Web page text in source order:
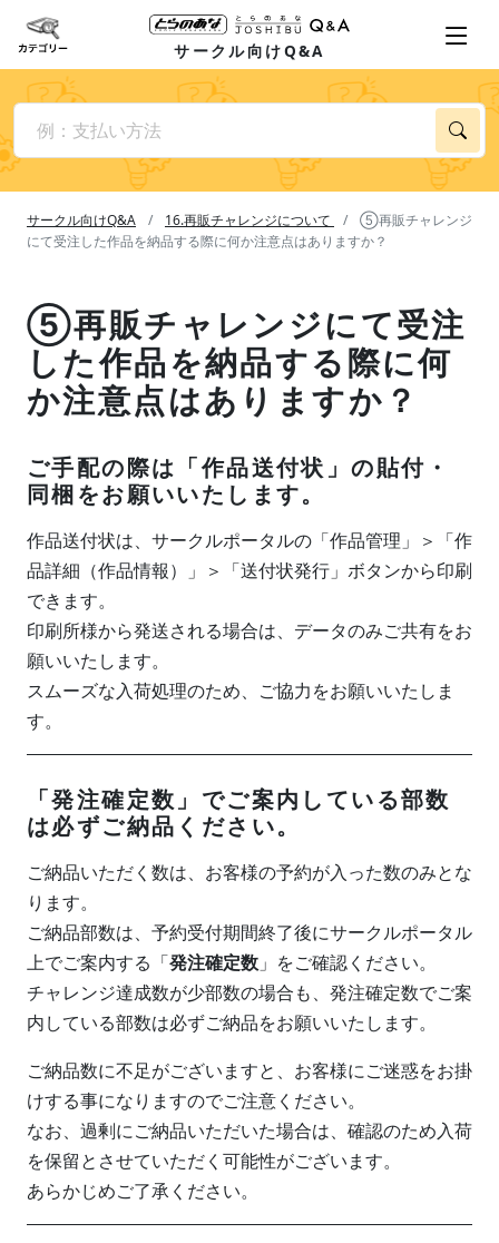
サークル向けQ&A
サークル向けQ&A 16.再販チャレンジについて
⑤再販チャレンジ
にて受注した作品を納品する際に何か注意点はありますか？
⑤再販チャレンジにて受注
した作品を納品する際に何
か注意点はありますか？
ご手配の際は「作品送付状」の貼付・
同梱をお願いいたします。
作品送付状は、サークルポータルの「作品管理」＞「作
品詳細（作品情報）」＞「送付状発行」ボタンから印刷
できます。
印刷所様から発送される場合は、データのみご共有をお
願いいたします。
スムーズな入荷処理のため、ご協力をお願いいたしま
す。
「発注確定数」でご案内している部数
は必ずご納品ください。
ご納品いただく数は、お客様の予約が入った数のみとな
ります。
ご納品部数は、予約受付期間終了後にサークルポータル
上でご案内する「発注確定数 」をご確認ください。
チャレンジ達成数が少部数の場合も、発注確定数でご案
内している部数は必ずご納品をお願いいたします。
ご納品数に不足がございますと、お客様にご迷惑をお掛
けする事になりますのでご注意ください。
なお、過剰にご納品いただいた場合は、確認のため入荷
を保留とさせていただく可能性がございます。
あらかじめご了承ください。